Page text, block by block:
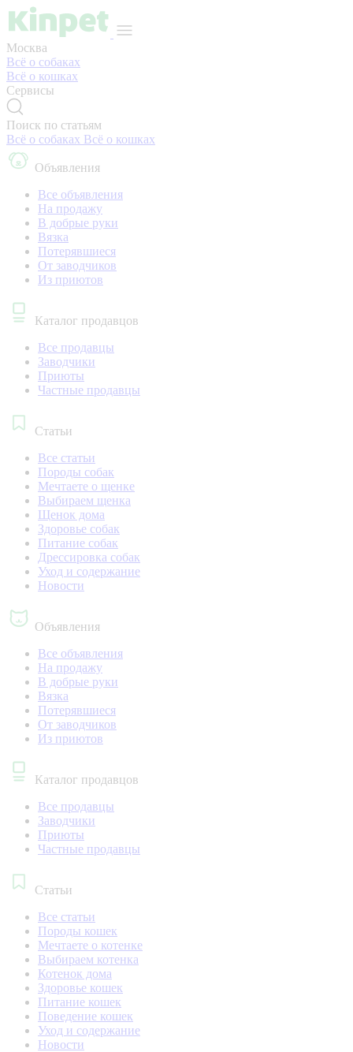
Москва
Всё о собаках
Всё о кошках
Сервисы
Поиск по статьям
Всё о собаках Всё о кошках
Объявления
Все объявления
На продажу
В добрые руки
Вязка
Потерявшиеся
От заводчиков
Из приютов
Каталог продавцов
Все продавцы
Заводчики
Приюты
Частные продавцы
Статьи
Все статьи
Породы собак
Мечтаете о щенке
Выбираем щенка
Щенок дома
Здоровье собак
Питание собак
Дрессировка собак
Уход и содержание
Новости
Объявления
Все объявления
На продажу
В добрые руки
Вязка
Потерявшиеся
От заводчиков
Из приютов
Каталог продавцов
Все продавцы
Заводчики
Приюты
Частные продавцы
Статьи
Все статьи
Породы кошек
Мечтаете о котенке
Выбираем котенка
Котенок дома
Здоровье кошек
Питание кошек
Поведение кошек
Уход и содержание
Новости